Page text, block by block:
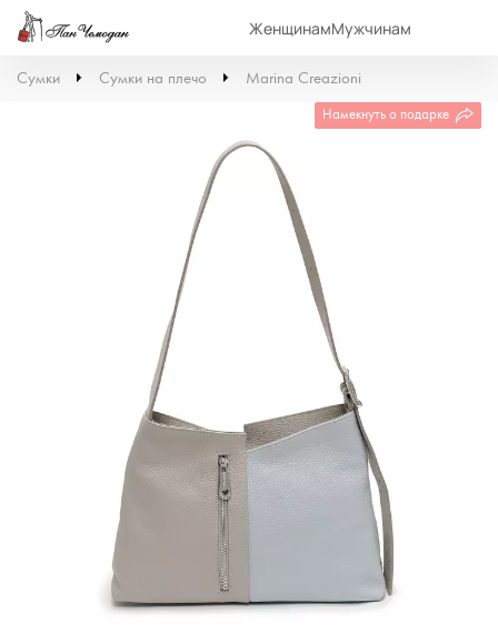
ЖенщинамМужчинам
Сумки Сумки на плечо Marina Creazioni
Намекнуть о подарке